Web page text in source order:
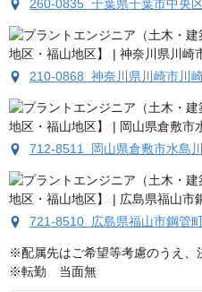
260-0835 千葉県千葉市中央
210-0868 神奈川県川崎市川
712-8511 岡山県倉敷市水島
721-8510 広島県福山市鋼管
※配属先はご希望等考慮のうえ、
※転勤　当面無